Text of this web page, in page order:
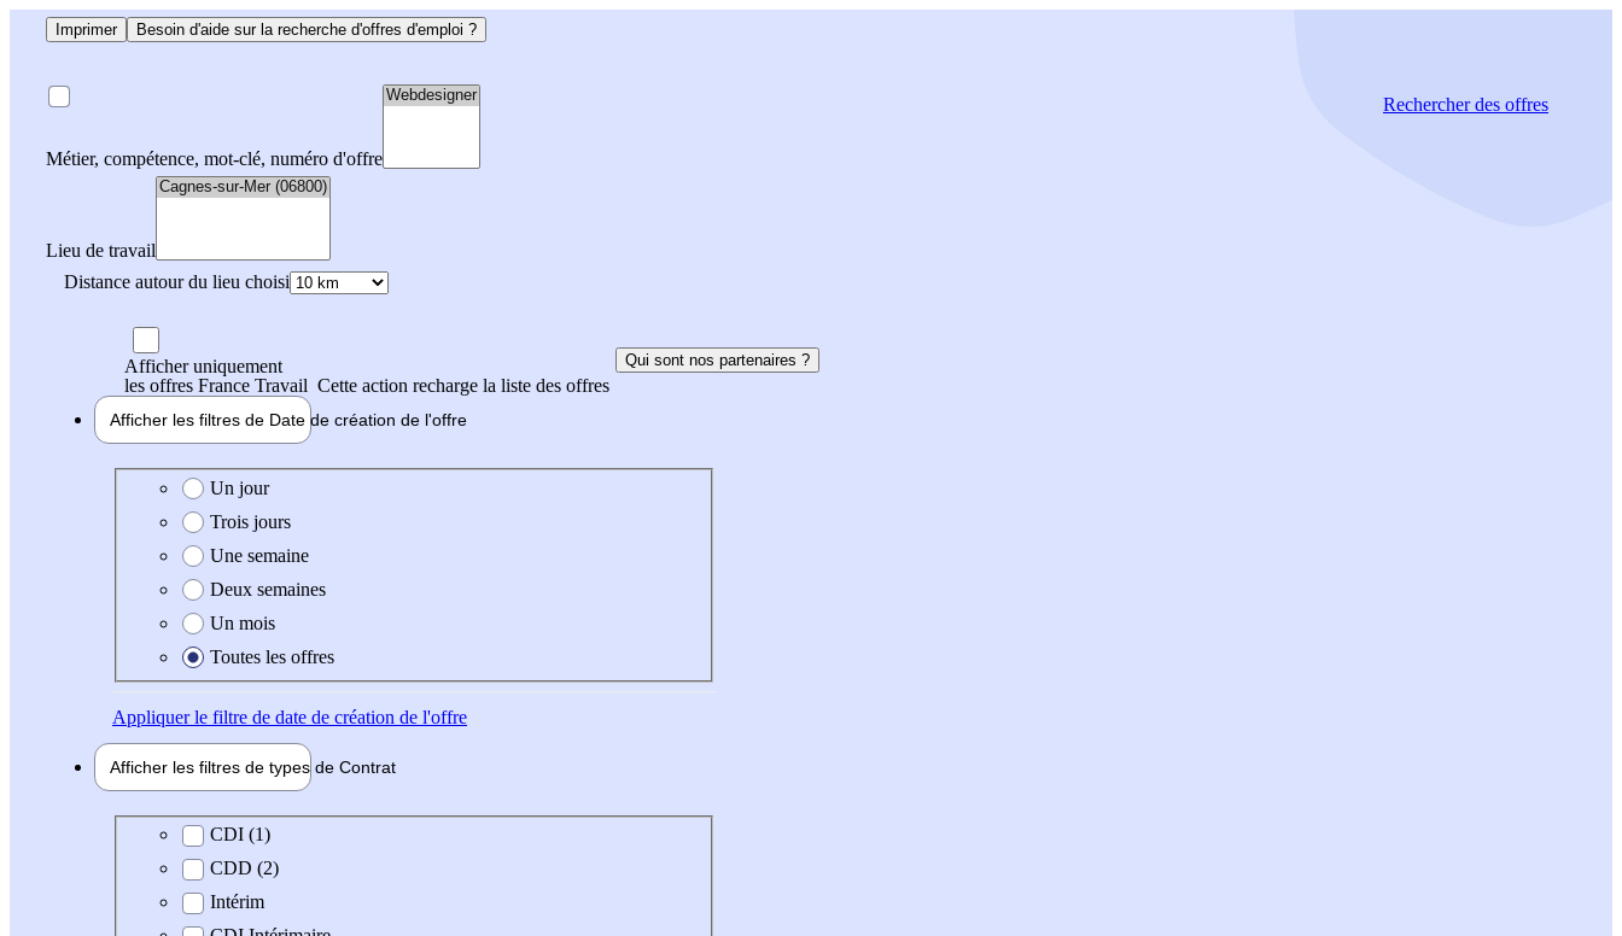
Imprimer Besoin d'aide sur la recherche d'offres d'emploi ?
Métier, compétence, mot-clé, numéro d'offre
Lieu de travail
Distance autour du lieu choisi
Rechercherdes offres
Afficher uniquement
les offres France Travail Cette action recharge la liste des offres
Qui sont nos partenaires ?
Afficher les filtres de Date de création de l'offre
Date de création de l'offre
Un jour
Trois jours
Une semaine
Deux semaines
Un mois
Toutes les offres
Appliquerle filtre de date de création de l'offre
Afficher les filtres de types de Contrat
Type de contrat
CDI (1)
CDD (2)
Intérim